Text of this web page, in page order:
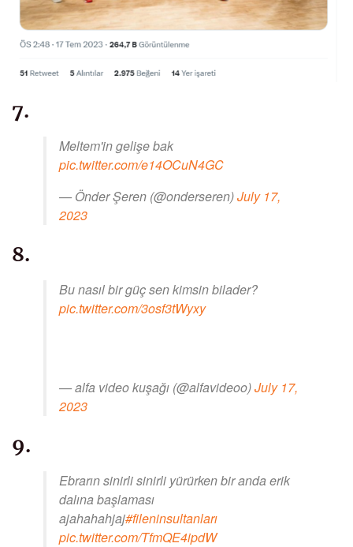
7.
Meltem'in gelişe bak
pic.twitter.com/e14OCuN4GC
— Önder Şeren (@onderseren)July 17,
2023
8.
Bu nasıl bir güç sen kimsin bilader?
pic.twitter.com/3osf3tWyxy
— alfa video kuşağı (@alfavideoo)July 17,
2023
9.
Ebrarın sinirli sinirli yürürken bir anda erik
dalına başlaması
ajahahahjaj#fileninsultanları
pic.twitter.com/TfmQE4ipdW